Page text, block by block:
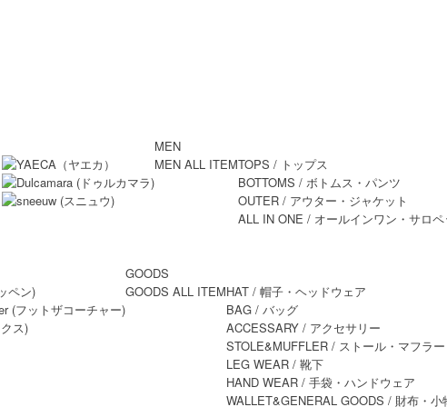
MEN
MEN ALL ITEMTOPS / トップス
BOTTOMS / ボトムス・パンツ
OUTER / アウター・ジャケット
ALL IN ONE / オールインワン・サロ
GOODS
GOODS ALL ITEMHAT / 帽子・ヘッドウェア
BAG / バッグ
ACCESSARY / アクセサリー
STOLE&MUFFLER / ストール・マフラー
LEG WEAR / 靴下
HAND WEAR / 手袋・ハンドウェア
WALLET&GENERAL GOODS / 財布・小